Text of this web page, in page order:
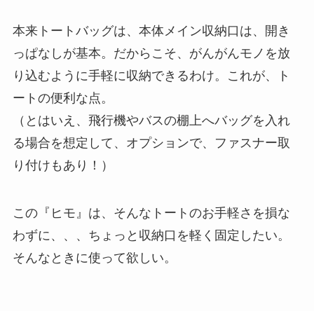
本来トートバッグは、本体メイン収納口は、開き
っぱなしが基本。だからこそ、がんがんモノを放
り込むように手軽に収納できるわけ。これが、ト
ートの便利な点。
（とはいえ、飛行機やバスの棚上へバッグを入れ
る場合を想定して、オプションで、ファスナー取
り付けもあり！）
この『ヒモ』は、そんなトートのお手軽さを損な
わずに、、、ちょっと収納口を軽く固定したい。
そんなときに使って欲しい。